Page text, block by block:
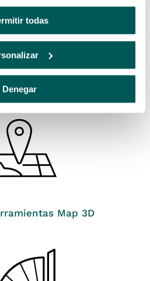
todas
Denegar
de
Map 3D